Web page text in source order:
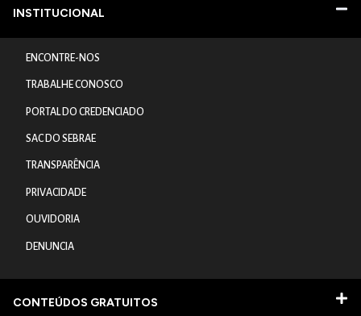
INSTITUCIONAL
ENCONTRE-NOS
TRABALHE CONOSCO
PORTAL DO CREDENCIADO
SAC DO SEBRAE
TRANSPARÊNCIA
PRIVACIDADE
OUVIDORIA
DENUNCIA
CONTEÚDOS GRATUITOS